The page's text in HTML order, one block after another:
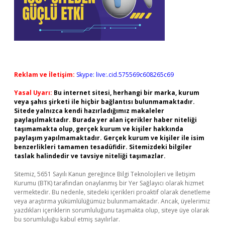
Reklam ve İletişim: Skype: live:.cid.575569c608265c69
Yasal Uyarı: Bu internet sitesi, herhangi bir marka, kurum
veya şahıs şirketi ile hiçbir bağlantısı bulunmamaktadır.
Sitede yalnızca kendi hazırladığımız makaleler
paylaşılmaktadır. Burada yer alan içerikler haber niteliği
taşımamakta olup, gerçek kurum ve kişiler hakkında
paylaşım yapılmamaktadır. Gerçek kurum ve kişiler ile isim
benzerlikleri tamamen tesadüfidir. Sitemizdeki bilgiler
taslak halindedir ve tavsiye niteliği taşımazlar.
Sitemiz, 5651 Sayılı Kanun gereğince Bilgi Teknolojileri ve İletişim
Kurumu (BTK) tarafından onaylanmış bir Yer Sağlayıcı olarak hizmet
vermektedir. Bu nedenle, sitedeki içerikleri proaktif olarak denetleme
veya araştırma yükümlülüğümüz bulunmamaktadır. Ancak, üyelerimiz
yazdıkları içeriklerin sorumluluğunu taşımakta olup, siteye üye olarak
bu sorumluluğu kabul etmiş sayılırlar.